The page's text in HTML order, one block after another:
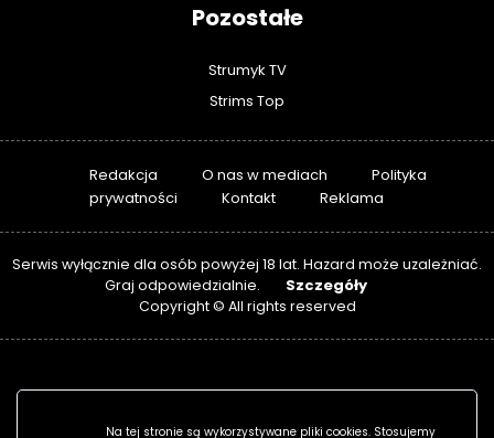
Pozostałe
Strumyk TV
Strims Top
Redakcja O nas w mediach
Polityka
prywatności
Kontakt Reklama
Serwis wyłącznie dla osób powyżej 18 lat. Hazard może uzależniać.
Graj odpowiedzialnie.
Szczegóły
Copyright © All rights reserved
Na tej stronie są wykorzystywane pliki cookies. Stosujemy